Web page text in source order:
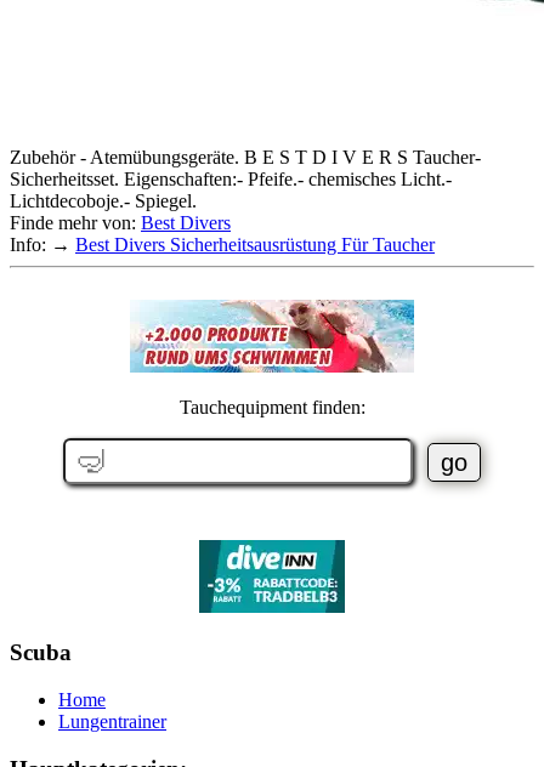
Zubehör - Atemübungsgeräte. B E S T D I V E R S Taucher-
Sicherheitsset. Eigenschaften:- Pfeife.- chemisches Licht.-
Lichtdecoboje.- Spiegel.
Finde mehr von: Best Divers
Info: → Best Divers Sicherheitsausrüstung Für Taucher
Tauchequipment finden:
Scuba
Home
Lungentrainer